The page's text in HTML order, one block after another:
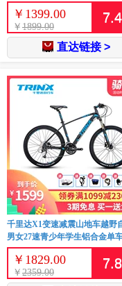
￥ 1399.00
￥ 1899.00
7.4
直达链接 >
千里达X1变速减震山地车越野
男女27速青少年学生铝合金单
￥ 1829.00
￥ 2359.00
7.8